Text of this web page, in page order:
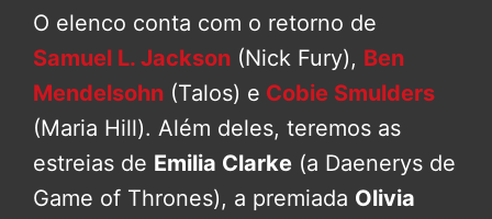
O elenco conta com o retorno de
Samuel L. Jackson (Nick Fury), Ben
Mendelsohn (Talos) e Cobie Smulders
(Maria Hill). Além deles, teremos as
estreias de Emilia Clarke (a Daenerys de
Game of Thrones), a premiada Olivia